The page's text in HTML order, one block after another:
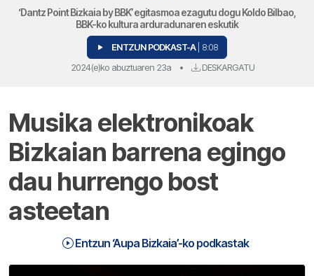
‘Dantz Point Bizkaia by BBK’ egitasmoa ezagutu dogu Koldo Bilbao,
BBK-ko kultura arduradunaren eskutik
ENTZUN PODKAST-A | 8:08
2024(e)ko abuztuaren 23a • DESKARGATU
Musika elektronikoak
Bizkaian barrena egingo
dau hurrengo bost
asteetan
Entzun ‘Aupa Bizkaia’-ko podkastak